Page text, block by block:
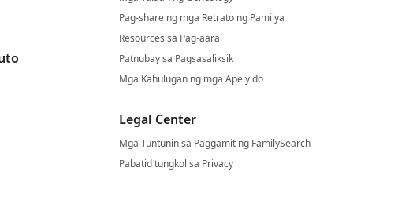
Pag-share ng mga Retrato ng Pamilya
Resources sa Pag-aaral
Patnubay sa Pagsasaliksik
Mga Kahulugan ng mga Apelyido
Legal Center
Mga Tuntunin sa Paggamit ng FamilySearch
Pabatid tungkol sa Privacy